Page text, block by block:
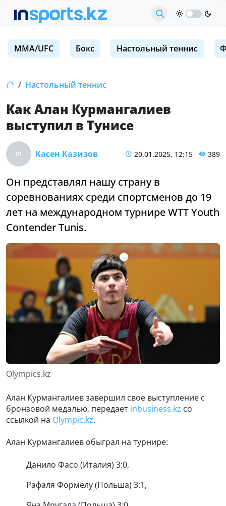
MMA/UFC Бокс Настольный теннис
Настольный теннис
Как Алан Курмангалиев
выступил в Тунисе
Касен Казизов 20.01.2025, 12:15 389
Он представлял нашу страну в
соревнованиях среди спортсменов до 19
лет на международном турнире WTT Youth
Contender Tunis.
Olympics.kz
Алан Курмангалиев завершил свое выступление с
бронзовой медалью, передает inbusiness.kz со
ссылкой на Оlympic.kz.
Алан Курмангалиев обыграл на турнире:
Данило Фасо (Италия) 3:0,
Рафаля Формелу (Польша) 3:1,